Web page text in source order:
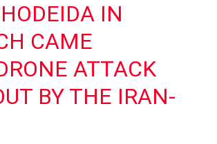
IN
CAME
ATTACK
BY THE IRAN-